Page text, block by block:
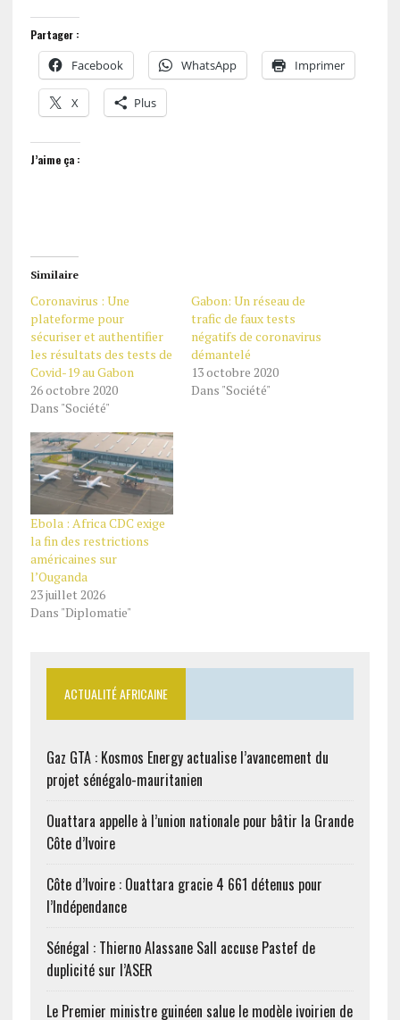
Partager :
Facebook WhatsApp Imprimer
X Plus
J’aime ça :
Similaire
Coronavirus : Une
plateforme pour
sécuriser et authentifier
les résultats des tests de
Covid-19 au Gabon
26 octobre 2020
Dans "Société"
Gabon: Un réseau de
trafic de faux tests
négatifs de coronavirus
démantelé
13 octobre 2020
Dans "Société"
Ebola : Africa CDC exige
la fin des restrictions
américaines sur
l’Ouganda
23 juillet 2026
Dans "Diplomatie"
ACTUALITÉ AFRICAINE
Gaz GTA : Kosmos Energy actualise l’avancement du
projet sénégalo-mauritanien
Ouattara appelle à l’union nationale pour bâtir la Grande
Côte d’Ivoire
Côte d’Ivoire : Ouattara gracie 4 661 détenus pour
l’Indépendance
Sénégal : Thierno Alassane Sall accuse Pastef de
duplicité sur l’ASER
Le Premier ministre guinéen salue le modèle ivoirien de